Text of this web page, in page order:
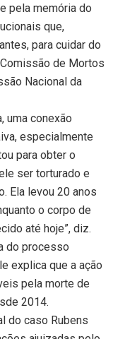
pela memória do
que,
para cuidar do
de Mortos
Nacional da
uma conexão
especialmente
para obter o
ser torturado e
Ela levou 20 anos
o corpo de
até hoje”, diz.
do processo
explica que a ação
pela morte de
2014.
do caso Rubens